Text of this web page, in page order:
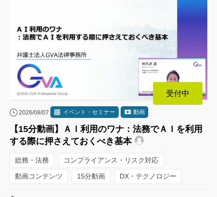
受付中
2026/08/07 イベント・セミナー 動画
【15分動画】ＡＩ利用のワナ：法務でＡＩを利用
する際に押さえておくべき基本
総務・法務 コンプライアンス・リスク対応
動画コンテンツ 15分動画 DX・テクノロジー